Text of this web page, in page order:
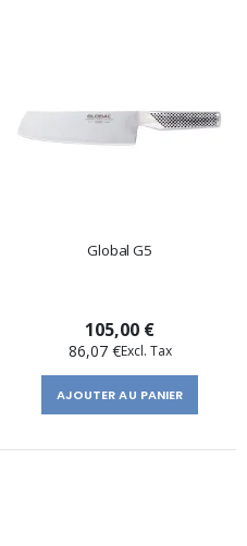
Global G5
105,00 €
86,07 €
AJOUTER AU PANIER